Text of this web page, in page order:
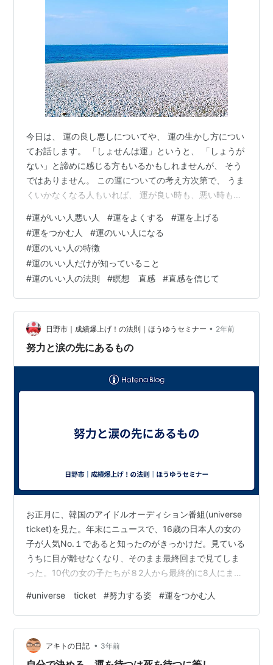
今日は、 運の良し悪しについてや、 運の生かし方につい
てお話します。 「しょせんは運」というと、 「しょうが
ない」と諦めに感じる方もいるかもしれませんが、 そう
ではありません。 この運についての考え方次第で、 うま
くいかなくなる人もいれば、 運が良い時も、悪い時も、
まで読んで参考にしてみてくださいね(^^) ・ 今朝は冬晴
れの朝らしい ツンと澄んだ空気から始まり、 見事な青空
と輝く太陽の光が眩しい一日でした。 冬の青はなんとも
美しいですね！ 見ているだけで自分の内側の透明度まで
アップする感じがします♪ さて、昨日のお話の中で、
「運が良い…
#運がいい人悪い人 #運をよくする #運を上げる
#運をつかむ人 #運のいい人になる
#運のいい人の特徴
#運のいい人だけが知っていること
#運のいい人の法則 #瞑想 直感 #直感を信じて
日野市｜成績爆上げ！の法則｜ほうゆうセミナー • 2年前
努力と涙の先にあるもの
お正月に、韓国のアイドルオーディション番組(universe
ticket)を見た。年末にニュースで、16歳の日本人の女の
子が人気No.１であると知ったのがきっかけだ。見ている
うちに目が離せなくなり、そのまま最終回まで見てしま
った。10代の女の子たちが８2人から最終的に8人にまで
にランク分けをされ、バトルをくり返す。バトルに勝っ
ても落とされることがある過酷なオーディションだっ
た。個人で戦ったり、チームとして闘ったりする中で評
価される。見ていて興味深かったのは、高ランクにいる
子たちが必ず勝つわけではないというところだ。チーム
#universe ticket #努力する姿 #運をつかむ人
アキトの日記 • 3年前